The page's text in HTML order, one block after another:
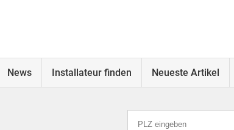
News Installateur finden Neueste Artikel